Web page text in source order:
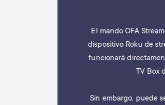
El mando OFA
dispositivo Roku de
funcionará
TV Box
Sin embargo, puede